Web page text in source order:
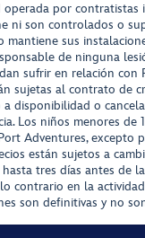
por contratistas
ni son controlados o
mantiene sus
de ninguna
sufrir en relación con
sujetas al contrato de
disponibilidad o
Los niños menores de
Adventures, excepto
están sujetos a
tres días antes de
contrario en la
son definitivas y no